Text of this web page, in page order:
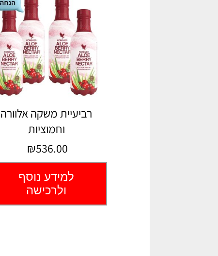
רביעיית משקה אלוורה
וחמוציות
₪536.00
למידע נוסף
ולרכישה